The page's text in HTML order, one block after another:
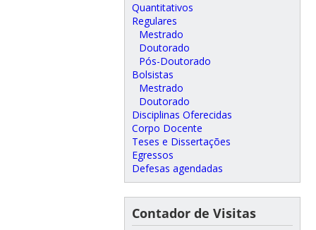
Quantitativos
Regulares
Mestrado
Doutorado
Pós-Doutorado
Bolsistas
Mestrado
Doutorado
Disciplinas Oferecidas
Corpo Docente
Teses e Dissertações
Egressos
Defesas agendadas
Contador de Visitas